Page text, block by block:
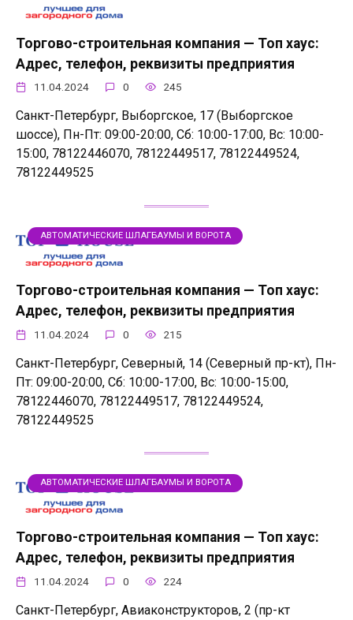
Торгово-строительная компания — Топ хаус:
Адрес, телефон, реквизиты предприятия
11.04.2024 0 245
Санкт-Петербург, Выборгское, 17 (Выборгское
шоссе), Пн-Пт: 09:00-20:00, Сб: 10:00-17:00, Вс: 10:00-
15:00, 78122446070, 78122449517, 78122449524,
78122449525
АВТОМАТИЧЕСКИЕ ШЛАГБАУМЫ И ВОРОТА
Торгово-строительная компания — Топ хаус:
Адрес, телефон, реквизиты предприятия
11.04.2024 0 215
Санкт-Петербург, Северный, 14 (Северный пр-кт), Пн-
Пт: 09:00-20:00, Сб: 10:00-17:00, Вс: 10:00-15:00,
78122446070, 78122449517, 78122449524,
78122449525
АВТОМАТИЧЕСКИЕ ШЛАГБАУМЫ И ВОРОТА
Торгово-строительная компания — Топ хаус:
Адрес, телефон, реквизиты предприятия
11.04.2024 0 224
Санкт-Петербург, Авиаконструкторов, 2 (пр-кт